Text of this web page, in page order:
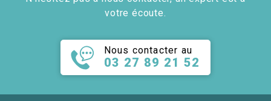
votre écoute.
Nous contacter au
03 27 89 21 52